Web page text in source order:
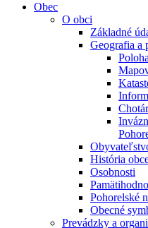
Obec
O obci
Základné
Geografia a
Poloha
História
Osobnosti
Pohorelské
Obecné
Prevádzky a